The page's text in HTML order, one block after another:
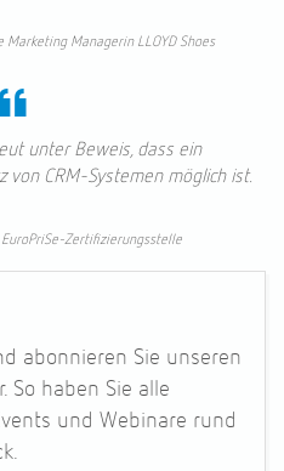
Marketing Managerin LLOYD Shoes
unter Beweis, dass ein
CRM-Systemen möglich ist.
Zertifizierungsstelle
abonnieren Sie unseren
So haben Sie alle
und Webinare rund